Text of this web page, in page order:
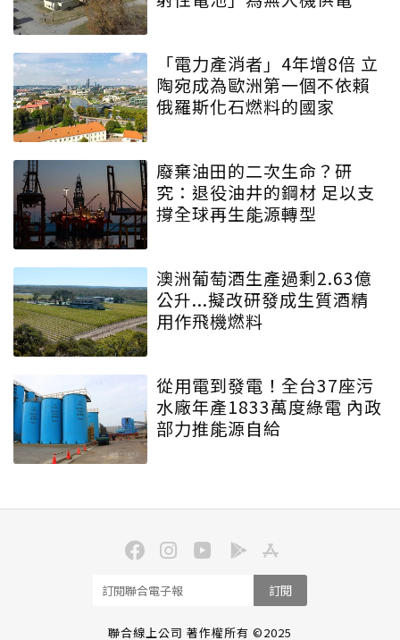
「電力產消者」4年增8倍 立
陶宛成為歐洲第一個不依賴
俄羅斯化石燃料的國家
廢棄油田的二次生命？研
究：退役油井的鋼材 足以支
撐全球再生能源轉型
澳洲葡萄酒生產過剩2.63億
公升...擬改研發成生質酒精
用作飛機燃料
從用電到發電！全台37座污
水廠年產1833萬度綠電 內政
部力推能源自給
訂閱
聯合線上公司 著作權所有 ©2025